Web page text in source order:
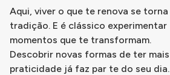
Aqui, viver o que te renova se torna
tradição. E é clássico experimentar
momentos que te transformam.
Descobrir novas formas de ter mais
praticidade já faz par te do seu dia.